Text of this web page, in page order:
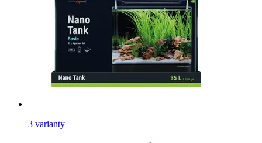
3 varianty